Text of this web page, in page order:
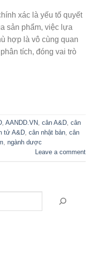
xác là yếu tố quyết
sản phẩm, việc lựa
hợp là vô cùng quan
tích, đóng vai trò
AANDD.VN cân A&D cân
tử A&D cân nhật bản cân
ngành dược
Leave a comment